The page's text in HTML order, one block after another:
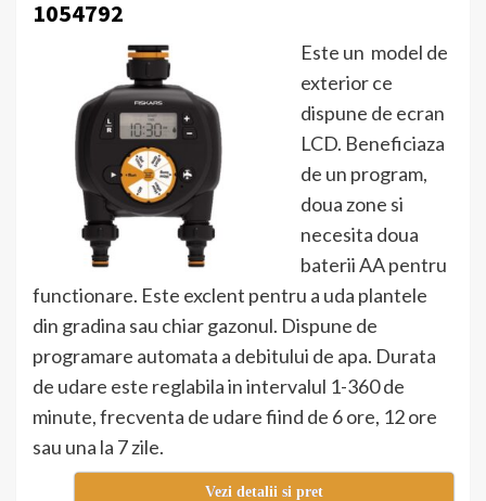
1054792
Este un model de
exterior ce
dispune de ecran
LCD. Beneficiaza
de un program,
doua zone si
necesita doua
baterii AA pentru
functionare. Este exclent pentru a uda plantele
din gradina sau chiar gazonul. Dispune de
programare automata a debitului de apa. Durata
de udare este reglabila in intervalul 1-360 de
minute, frecventa de udare fiind de 6 ore, 12 ore
sau una la 7 zile.
Vezi detalii si pret